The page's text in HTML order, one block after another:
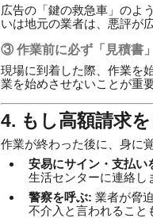
広告の「鍵の救急車」のよ
いは地元の業者は、悪評が
③ 作業前に必ず「見積書
現場に到着した際、作業を
業を始めさせないことが重要
4. もし高額請求
作業が終わった後に、身に
安易にサイン・支払い
生活センターに連絡し
警察を呼ぶ: 業者が脅
不介入と言われること